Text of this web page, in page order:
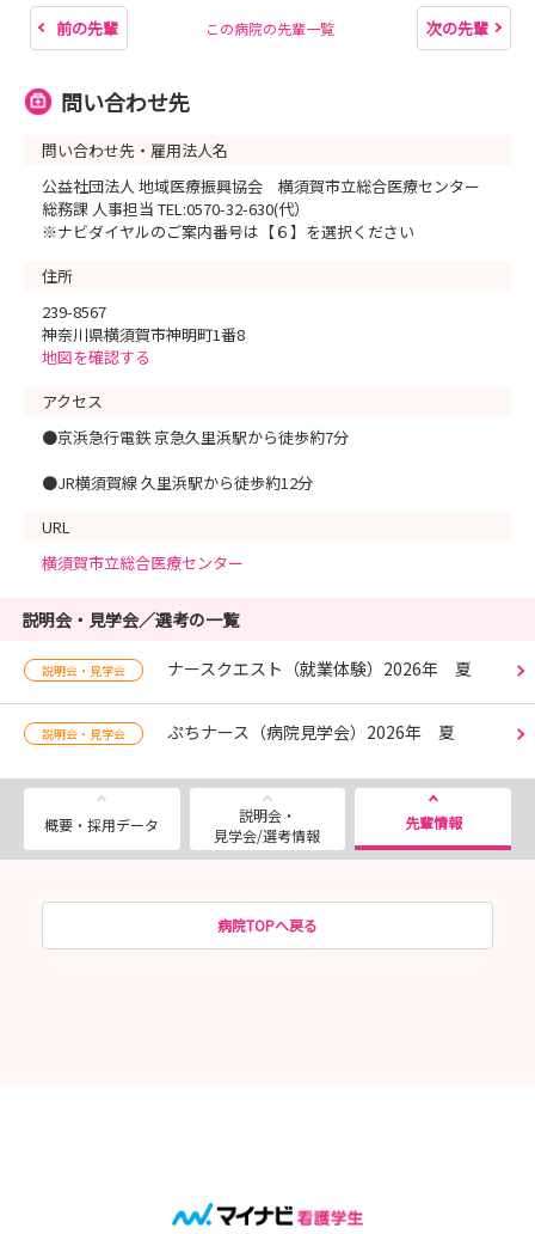
前の先輩 この病院の先輩一覧 次の先輩
問い合わせ先
問い合わせ先・雇用法人名
公益社団法人 地域医療振興協会 横須賀市立総合医療センター
総務課 人事担当 TEL:0570-32-630(代）
※ナビダイヤルのご案内番号は【６】を選択ください
住所
239-8567
神奈川県横須賀市神明町1番8
地図を確認する
アクセス
●京浜急行電鉄 京急久里浜駅から徒歩約7分
●JR横須賀線 久里浜駅から徒歩約12分
URL
横須賀市立総合医療センター
説明会・見学会／選考の一覧
説明会・見学会 ナースクエスト（就業体験）2026年 夏
説明会・見学会 ぷちナース（病院見学会）2026年 夏
概要・採用データ
説明会・
見学会/選考情報
先輩情報
病院TOPへ戻る